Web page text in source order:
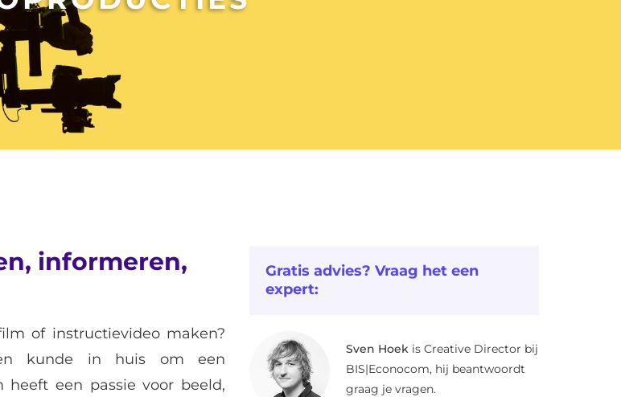
informeren,
of instructievideo maken?
en kunde in huis om een
een passie voor beeld,
Gratis advies? Vraag het een
expert:
Sven Hoek is Creative Director bij
BIS|Econocom, hij beantwoordt
graag je vragen.